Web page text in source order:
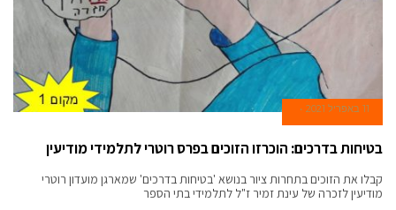
11 באפריל 2021
בטיחות בדרכים: הוכרזו הזוכים בפרס רוטרי לתלמידי מודיעין
קבלו את הזוכים בתחרות ציור בנושא 'בטיחות בדרכים' שמארגן מועדון רוטרי
מודיעין לזכרה של עינת זמיר ז"ל לתלמידי בתי הספר